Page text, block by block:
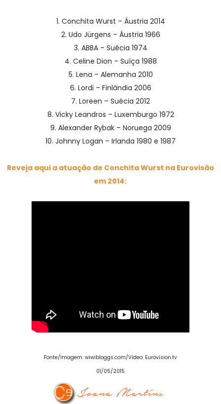
1. Conchita Wurst – Áustria 2014
2. Udo Jürgens – Áustria 1966
3. ABBA – Suécia 1974
4. Celine Dion – Suíça 1988
5. Lena – Alemanha 2010
6. Lordi – Finlândia 2006
7. Loreen – Suécia 2012
8. Vicky Leandros – Luxemburgo 1972
9. Alexander Rybak – Noruega 2009
10. Johnny Logan – Irlanda 1980 e 1987
Reveja aqui a atuação de Conchita Wurst na Eurovisão
em 2014:
Fonte/Imagem: wiwibloggs.com/Vídeo: Eurovision.tv
01/05/2015